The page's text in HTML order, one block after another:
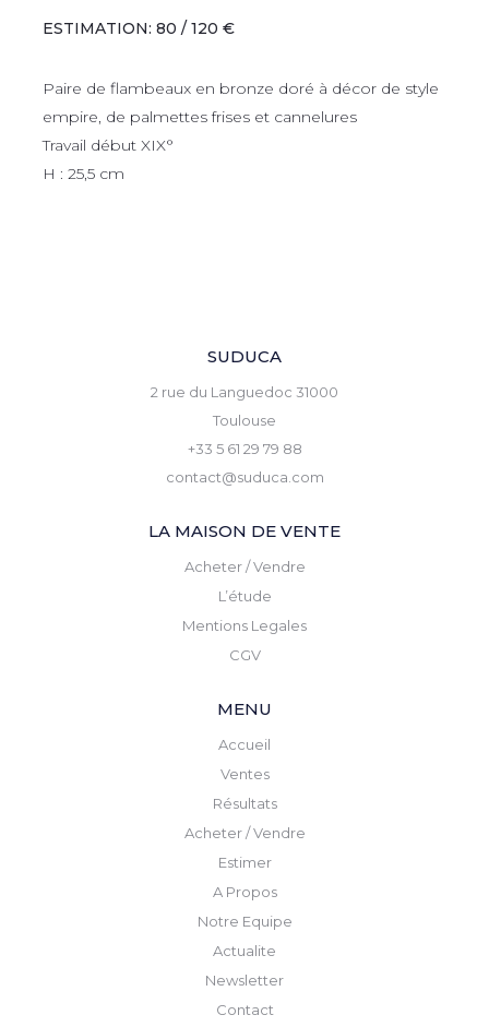
ESTIMATION: 80 / 120 €
Paire de flambeaux en bronze doré à décor de style
empire, de palmettes frises et cannelures
Travail début XIX°
H : 25,5 cm
SUDUCA
2 rue du Languedoc 31000
Toulouse
+33 5 61 29 79 88
contact@suduca.com
LA MAISON DE VENTE
Acheter / Vendre
L’étude
Mentions Legales
CGV
MENU
Accueil
Ventes
Résultats
Acheter / Vendre
Estimer
A Propos
Notre Equipe
Actualite
Newsletter
Contact